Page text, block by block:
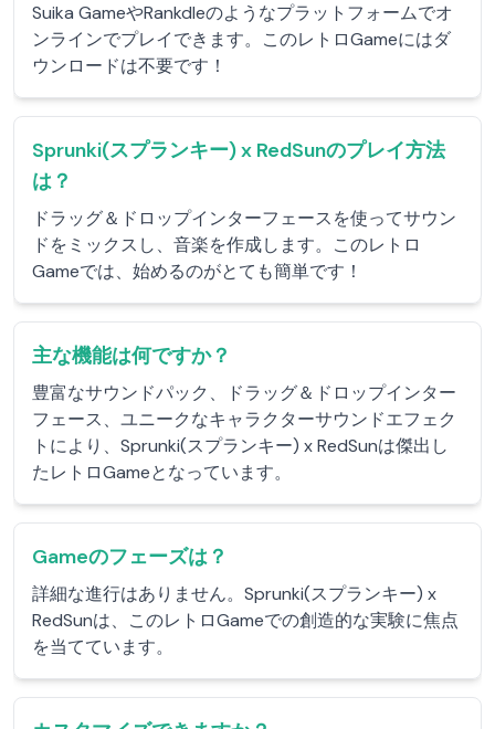
Suika GameやRankdleのようなプラットフォームでオ
ンラインでプレイできます。このレトロGameにはダ
ウンロードは不要です！
Sprunki(スプランキー) x RedSunのプレイ方法
は？
ドラッグ＆ドロップインターフェースを使ってサウン
ドをミックスし、音楽を作成します。このレトロ
Gameでは、始めるのがとても簡単です！
主な機能は何ですか？
豊富なサウンドパック、ドラッグ＆ドロップインター
フェース、ユニークなキャラクターサウンドエフェク
トにより、Sprunki(スプランキー) x RedSunは傑出し
たレトロGameとなっています。
Gameのフェーズは？
詳細な進行はありません。Sprunki(スプランキー) x
RedSunは、このレトロGameでの創造的な実験に焦点
を当てています。